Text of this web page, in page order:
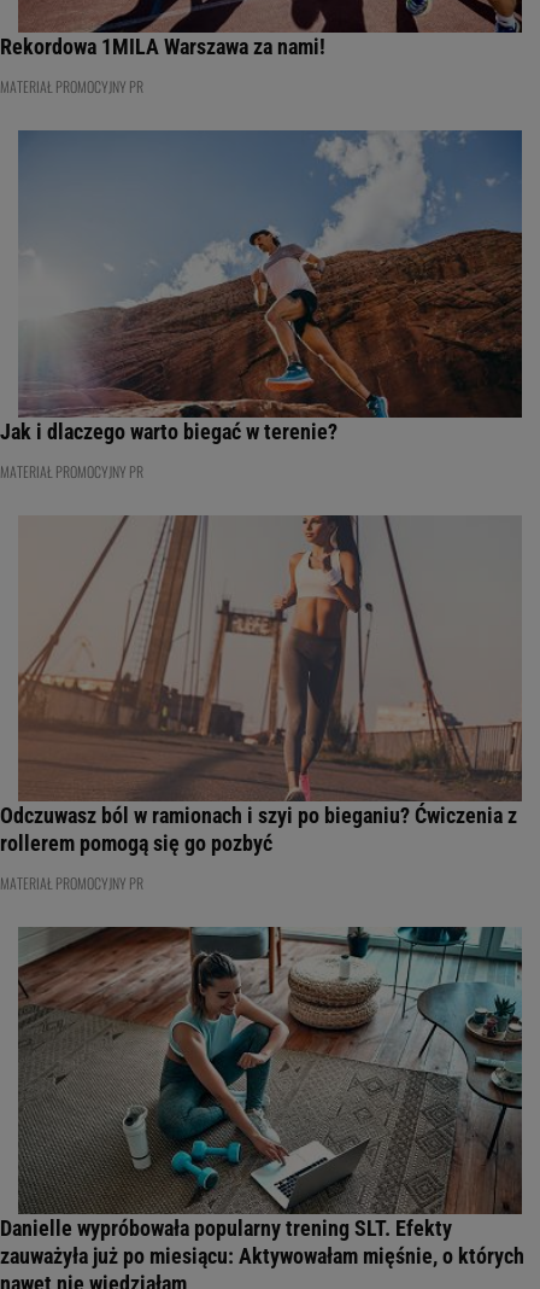
Rekordowa 1MILA Warszawa za nami!
MATERIAŁ PROMOCYJNY PR
Jak i dlaczego warto biegać w terenie?
MATERIAŁ PROMOCYJNY PR
Odczuwasz ból w ramionach i szyi po bieganiu? Ćwiczenia z
rollerem pomogą się go pozbyć
MATERIAŁ PROMOCYJNY PR
Danielle wypróbowała popularny trening SLT. Efekty
zauważyła już po miesiącu: Aktywowałam mięśnie, o których
nawet nie wiedziałam